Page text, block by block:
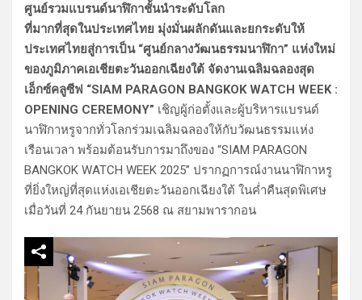
ศูนย์รวมแบรนด์นาฬิกาชั้นนำระดับโลก
ที่มากที่สุดในประเทศไทย มุ่งมั่นผลักดันและยกระดับให้
ประเทศไทยสู่การเป็น “ศูนย์กลางวัฒนธรรมนาฬิกา” แห่งใหม่
ของภูมิภาคเอเชียตะวันออกเฉียงใต้ จัดงานเฉลิมฉลองสุด
เอ็กซ์คลูซีฟ “SIAM PARAGON BANGKOK WATCH WEEK :
OPENING CEREMONY” เชิญผู้ก่อตั้งและผู้บริหารแบรนด์
นาฬิกาหรูจากทั่วโลกร่วมเฉลิมฉลองให้กับวัฒนธรรมแห่ง
เรือนเวลา พร้อมต้อนรับการมาถึงของ “SIAM PARAGON
BANGKOK WATCH WEEK 2025” ปรากฏการณ์งานนาฬิกาหรู
ที่ยิ่งใหญ่ที่สุดแห่งเอเชียตะวันออกเฉียงใต้ ในค่ำคืนสุดพิเศษ
เมื่อวันที่ 24 กันยายน 2568 ณ สยามพารากอน